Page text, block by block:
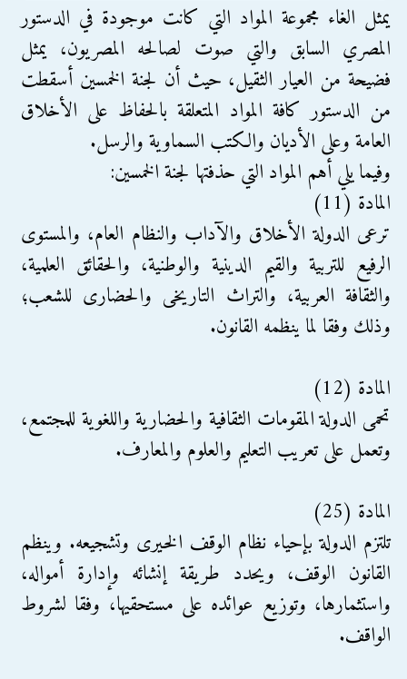
يمثل الغاء مجموعة المواد التي كانت موجودة في الدستور
المصري السابق والتي صوت لصالحه المصريون، يمثل
فضيحة من العيار الثقيل، حيث أن لجنة الخمسين أسقطت
من الدستور كافة المواد المتعلقة بالحفاظ على الأخلاق
العامة وعلى الأديان والكتب السماوية والرسل.
وفيما يلي أهم المواد التي حذفتها لجنة الخمسين:
المادة (11)
ترعى الدولة الأخلاق والآداب والنظام العام، والمستوى
الرفيع للتربية والقيم الدينية والوطنية، والحقائق العلمية،
والثقافة العربية، والتراث التاريخى والحضارى للشعب؛
وذلك وفقا لما ينظمه القانون.
المادة (12)
تحمى الدولة المقومات الثقافية والحضارية واللغوية للمجتمع،
وتعمل على تعريب التعليم والعلوم والمعارف.
المادة (25)
تلتزم الدولة بإحياء نظام الوقف الخيرى وتشجيعه. وينظم
القانون الوقف، ويحدد طريقة إنشائه وإدارة أمواله،
واستثمارها، وتوزيع عوائده على مستحقيها، وفقا لشروط
الواقف.